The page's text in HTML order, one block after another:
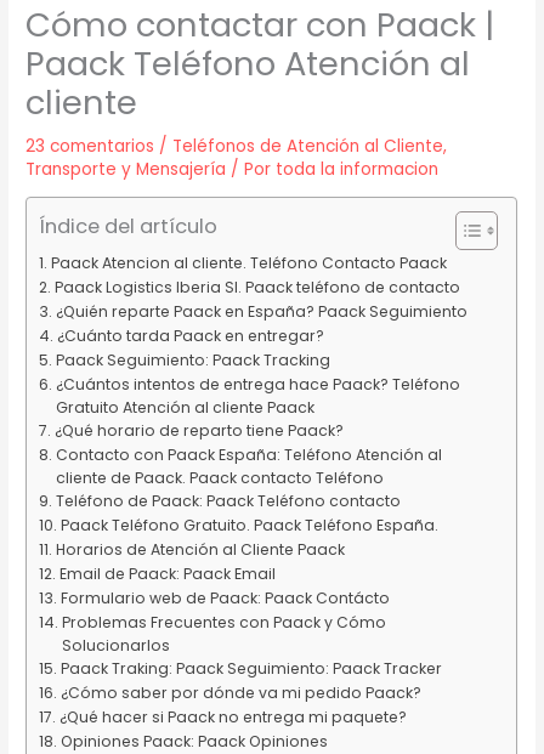
Cómo contactar con Paack |
Paack Teléfono Atención al
cliente
23 comentarios / Teléfonos de Atención al Cliente,
Transporte y Mensajería / Por toda la informacion
Índice del artículo
Paack Atencion al cliente. Teléfono Contacto Paack
Paack Logistics Iberia Sl. Paack teléfono de contacto
¿Quién reparte Paack en España? Paack Seguimiento
¿Cuánto tarda Paack en entregar?
Paack Seguimiento: Paack Tracking
¿Cuántos intentos de entrega hace Paack? Teléfono
Gratuito Atención al cliente Paack
¿Qué horario de reparto tiene Paack?
Contacto con Paack España: Teléfono Atención al
cliente de Paack. Paack contacto Teléfono
Teléfono de Paack: Paack Teléfono contacto
Paack Teléfono Gratuito. Paack Teléfono España.
Horarios de Atención al Cliente Paack
Email de Paack: Paack Email
Formulario web de Paack: Paack Contácto
Problemas Frecuentes con Paack y Cómo
Solucionarlos
Paack Traking: Paack Seguimiento: Paack Tracker
¿Cómo saber por dónde va mi pedido Paack?
¿Qué hacer si Paack no entrega mi paquete?
Opiniones Paack: Paack Opiniones